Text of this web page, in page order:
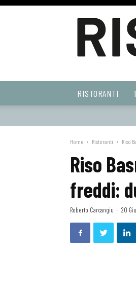
Web
RISTORANTI
Home Ristoranti Riso
Riso
freddi:
Roberto Carcangiu - 20